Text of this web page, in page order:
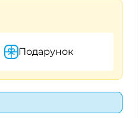
Подарунок